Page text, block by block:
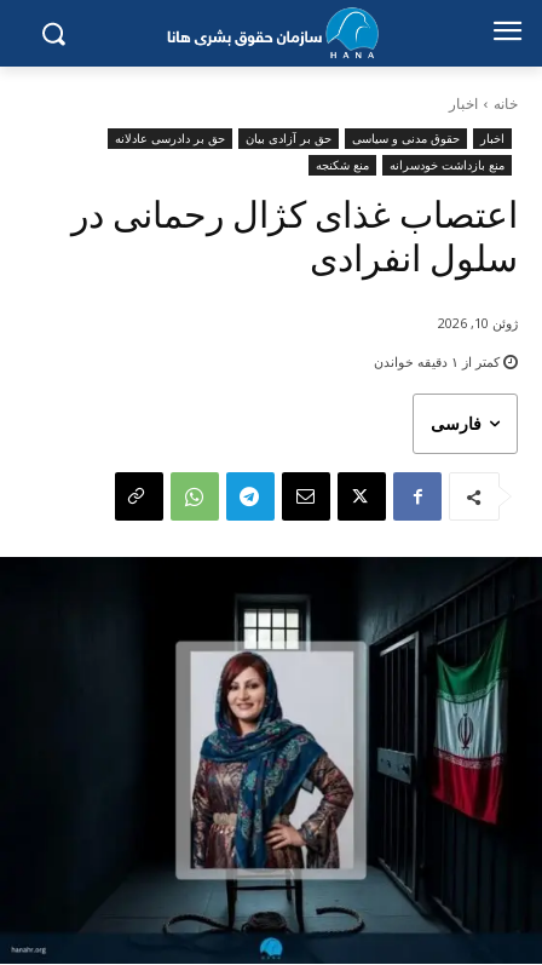
خانه اخبار
اخبار حقوق مدنی و سیاسی حق بر آزادی بیان
حق بر دادرسی عادلانه
منع بازداشت خودسرانه
منع شکنجه
اعتصاب غذای کژال رحمانی در
سلول انفرادی
فارسی
کمتر از ۱ دقیقه خواندن
ژوئن 10, 2026